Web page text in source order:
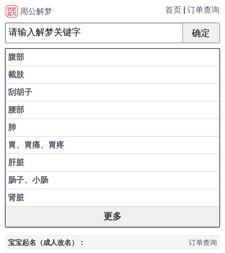
周公解梦 首页| 订单查询
腹部
截肢
刮胡子
腰部
肺
胃、胃痛、胃疼
肝脏
肠子、小肠
肾脏
更多
宝宝起名（成人改名）： 订单查询